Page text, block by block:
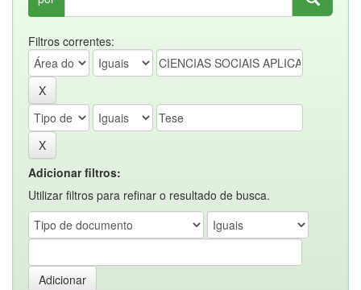
Filtros correntes:
Adicionar filtros:
Utilizar filtros para refinar o resultado de busca.